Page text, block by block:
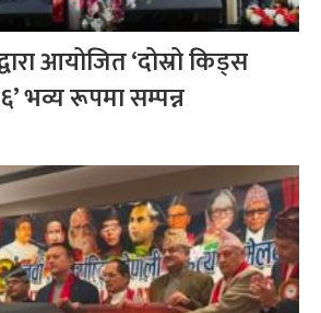
आयोजित ‘दोस्रो किड्स
भव्य रूपमा सम्पन्न